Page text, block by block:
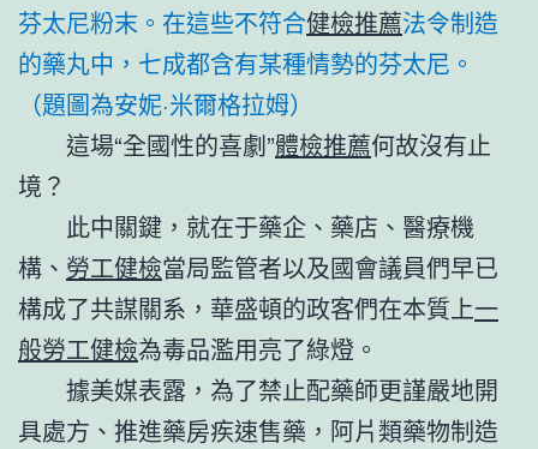
芬太尼粉末。在這些不符合健檢推薦法令制造
的藥丸中，七成都含有某種情勢的芬太尼。
（題圖為安妮·米爾格拉姆）
這場“全國性的喜劇”體檢推薦何故沒有止
境？
此中關鍵，就在于藥企、藥店、醫療機
構、 勞工健檢當局監管者以及國會議員們早已
構成了共謀關系，華盛頓的政客們在本質上一
般勞工健檢為毒品濫用亮了綠燈。
據美媒表露，為了禁止配藥師更謹嚴地開
具處方、推進藥房疾速售藥，阿片類藥物制造